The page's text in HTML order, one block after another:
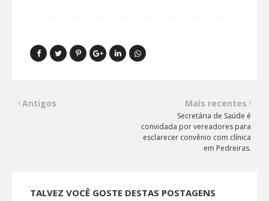
Mais recentes
Secretária de Saúde é
convidada por vereadores para
esclarecer convênio com clínica
em Pedreiras.
Antigos
TALVEZ VOCÊ GOSTE DESTAS POSTAGENS